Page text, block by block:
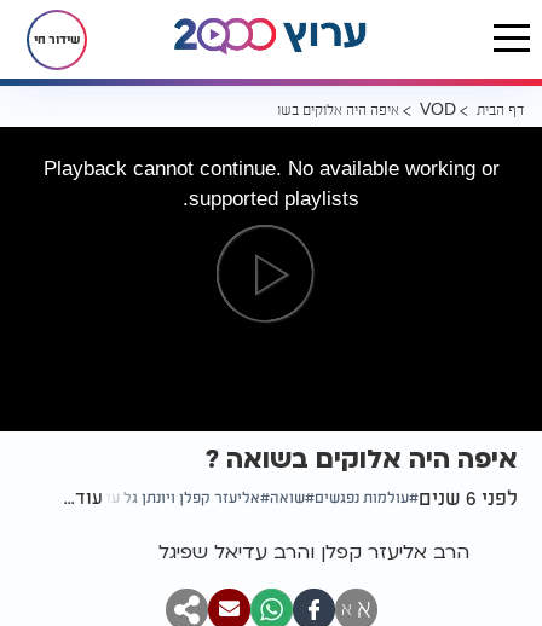
שידור חי
דף הבית VOD איפה היה אלוקים בשואה ?
Playback cannot continue. No available working or
supported playlists.
איפה היה אלוקים בשואה ?
לפני 6 שנים עולמות נפגשים שואה אליעזר קפלן ויונתן גל עד עוד...
הרב אליעזר קפלן והרב עדיאל שפיגל
א א